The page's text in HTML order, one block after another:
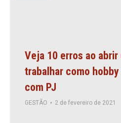
Veja 10 erros ao abrir
trabalhar como
com PJ
GESTÃO 2 de fevereiro de 2021